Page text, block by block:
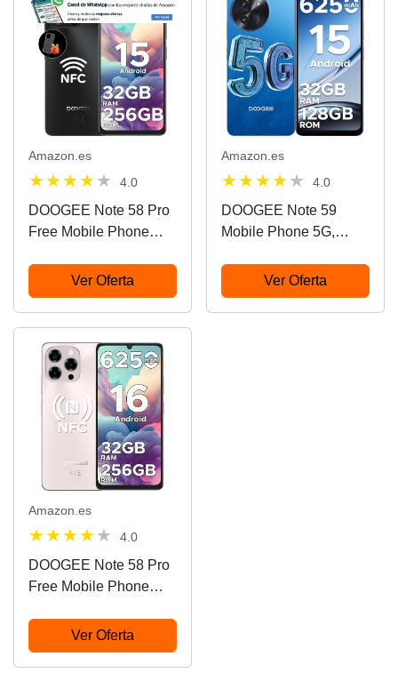
Amazon.es
4.0
DOOGEE Note 58 Pro
Free Mobile Phone
32GB+256GB
Smartphone Octa Core
6.75" HD+ 90Hz
6250mAh, 16MP+8MP,
Mobile Phone 8.6mm,
Dual…
Ver Oferta
Amazon.es
4.0
DOOGEE Note 59
Mobile Phone 5G,
Smartphone,
32GB+128GB/2TB
Octa Core Mobile,
Ver Oferta
Amazon.es
4.0
DOOGEE Note 58 Pro
Free Mobile Phone
32GB+256GB
Smartphone Octa Core
6.75" HD+ 90Hz
Ver Oferta